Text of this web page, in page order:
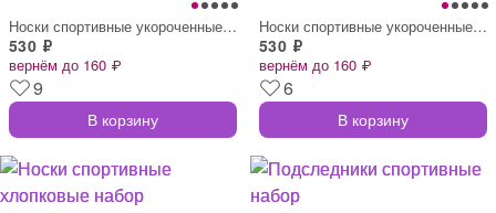
Носки спортивные укороченные набор
530 ₽
вернём до 160 ₽
9
В корзину
Носки спортивные укороченные набор
530 ₽
вернём до 160 ₽
6
В корзину